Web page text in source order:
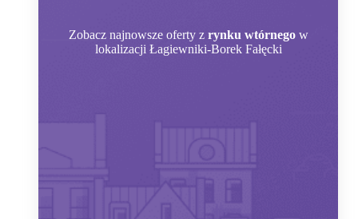
Zobacz najnowsze oferty z rynku wtórnego w
lokalizacji Łagiewniki-Borek Fałęcki